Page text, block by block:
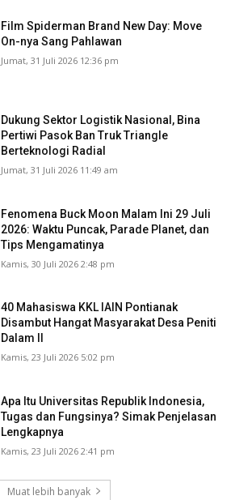
Film Spiderman Brand New Day: Move
On-nya Sang Pahlawan
Jumat, 31 Juli 2026 12:36 pm
Dukung Sektor Logistik Nasional, Bina
Pertiwi Pasok Ban Truk Triangle
Berteknologi Radial
Jumat, 31 Juli 2026 11:49 am
Fenomena Buck Moon Malam Ini 29 Juli
2026: Waktu Puncak, Parade Planet, dan
Tips Mengamatinya
Kamis, 30 Juli 2026 2:48 pm
40 Mahasiswa KKL IAIN Pontianak
Disambut Hangat Masyarakat Desa Peniti
Dalam II
Kamis, 23 Juli 2026 5:02 pm
Apa Itu Universitas Republik Indonesia,
Tugas dan Fungsinya? Simak Penjelasan
Lengkapnya
Kamis, 23 Juli 2026 2:41 pm
Muat lebih banyak